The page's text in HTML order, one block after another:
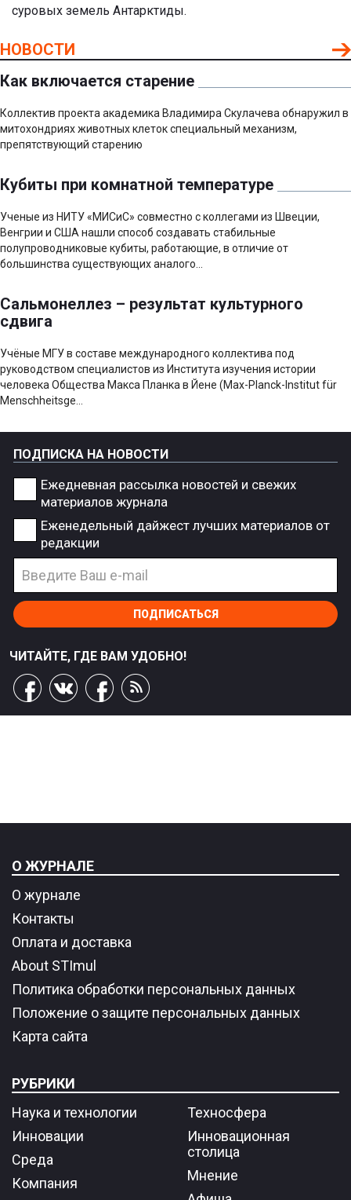
суровых земель Антарктиды.
НОВОСТИ
Как включается старение
Коллектив проекта академика Владимира Скулачева обнаружил в
митохондриях животных клеток специальный механизм,
препятствующий старению
Кубиты при комнатной температуре
Ученые из НИТУ «МИСиС» совместно с коллегами из Швеции,
Венгрии и США нашли способ создавать стабильные
полупроводниковые кубиты, работающие, в отличие от
большинства существующих аналого...
Сальмонеллез – результат культурного
сдвига
Учёные МГУ в составе международного коллектива под
руководством специалистов из Института изучения истории
человека Общества Макса Планка в Йене (Max-Planck-Institut für
Menschheitsge...
ПОДПИСКА НА НОВОСТИ
Ежедневная рассылка новостей и свежих
материалов журнала
Еженедельный дайжест лучших материалов от
редакции
ПОДПИСАТЬСЯ
ЧИТАЙТЕ, ГДЕ ВАМ УДОБНО!
О ЖУРНАЛЕ
О журнале
Контакты
Оплата и доставка
About STImul
Политика обработки персональных данных
Положение о защите персональных данных
Карта сайта
РУБРИКИ
Наука и технологии
Инновации
Среда
Компания
Техносфера
Инновационная
столица
Мнение